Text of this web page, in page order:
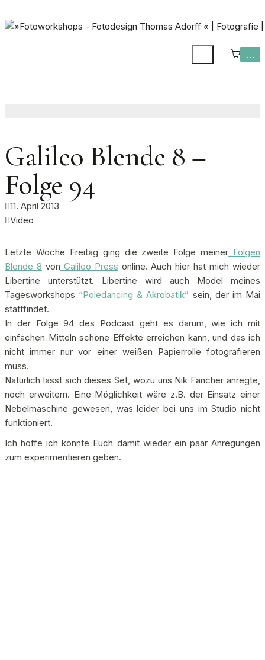
…
Galileo Blende 8 –
Folge 94
11. April 2013
Video
Letzte Woche Freitag ging die zweite Folge meiner Folgen
Blende 8 von Galileo Press online. Auch hier hat mich wieder
Libertine unterstützt. Libertine wird auch Model meines
Tagesworkshops “Poledancing & Akrobatik” sein, der im Mai
stattfindet.
In der Folge 94 des Podcast geht es darum, wie ich mit
einfachen Mitteln schöne Effekte erreichen kann, und das ich
nicht immer nur vor einer weißen Papierrolle fotografieren
muss.
Natürlich lässt sich dieses Set, wozu uns Nik Fancher anregte,
noch erweitern. Eine Möglichkeit wäre z.B. der Einsatz einer
Nebelmaschine gewesen, was leider bei uns im Studio nicht
funktioniert.
Ich hoffe ich konnte Euch damit wieder ein paar Anregungen
zum experimentieren geben.